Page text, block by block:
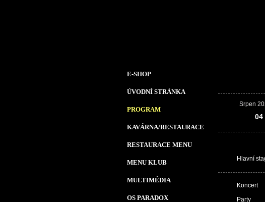
E-SHOP
ÚVODNÍ STRÁNKA
PROGRAM
KAVÁRNA/RESTAURACE
RESTAURACE MENU
MENU KLUB
MULTIMÉDIA
OS PARADOX
Srpen
04
Hlavní
Koncert
Party